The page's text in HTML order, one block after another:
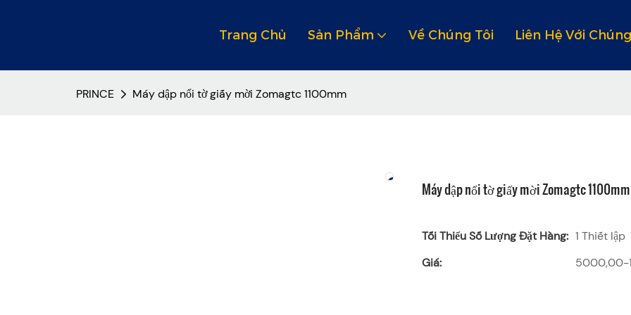
Trang Chủ Sản Phẩm Về Chúng Tôi Liên Hệ Với
PRINCE Máy dập nổi tờ giấy mời Zomagtc 1100mm
Máy dập nổi tờ giấy mời Zomagtc 1100mm
Tối Thiểu Số Lượng Đặt Hàng: 1 Thiết lập
Giá:
5000,00-